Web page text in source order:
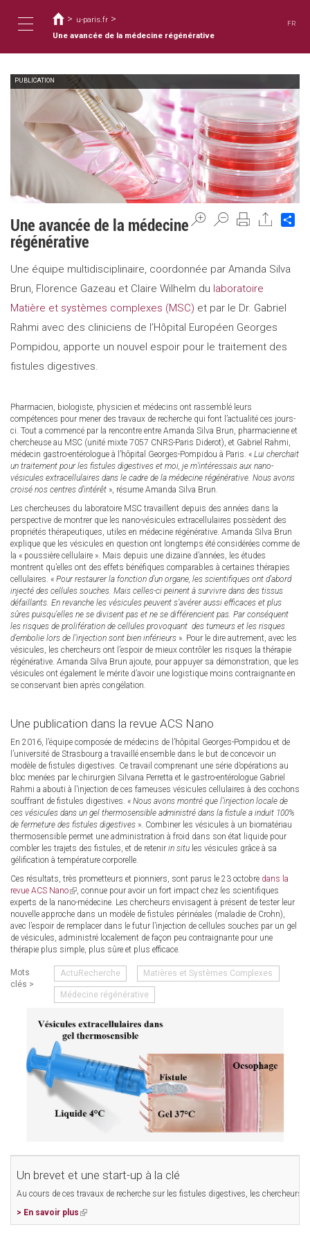
contenido
Toggle
navigation
está
aquí
> u-paris.fr >
Une avancée de la médecine régénérative
FR
PUBLICATION
Une avancée de la médecine
régénérative
Une équipe multidisciplinaire, coordonnée par Amanda Silva
Brun, Florence Gazeau et Claire Wilhelm du laboratoire
Matière et systèmes complexes (MSC) et par le Dr. Gabriel
Rahmi avec des cliniciens de l’Hôpital Européen Georges
Pompidou, apporte un nouvel espoir pour le traitement des
fistules digestives.
Pharmacien, biologiste, physicien et médecins ont rassemblé leurs
compétences pour mener des travaux de recherche qui font l’actualité ces jours-
ci. Tout a commencé par la rencontre entre Amanda Silva Brun, pharmacienne et
chercheuse au MSC (unité mixte 7057 CNRS-Paris Diderot), et Gabriel Rahmi,
médecin gastro-entérologue à l’hôpital Georges-Pompidou à Paris. « Lui cherchait
un traitement pour les fistules digestives et moi, je m’intéressais aux nano-
vésicules extracellulaires dans le cadre de la médecine régénérative. Nous avons
croisé nos centres d’intérêt », résume Amanda Silva Brun.
Les chercheuses du laboratoire MSC travaillent depuis des années dans la
perspective de montrer que les nano-vésicules extracellulaires possèdent des
propriétés thérapeutiques, utiles en médecine régénérative. Amanda Silva Brun
explique que les vésicules en question ont longtemps été considérées comme de
la « poussière cellulaire ». Mais depuis une dizaine d’années, les études
montrent qu’elles ont des effets bénéfiques comparables à certaines thérapies
cellulaires. « Pour restaurer la fonction d’un organe, les scientifiques ont d’abord
injecté des cellules souches. Mais celles-ci peinent à survivre dans des tissus
défaillants. En revanche les vésicules peuvent s’avérer aussi efficaces et plus
sûres puisqu’elles ne se divisent pas et ne se différencient pas. Par conséquent
les risques de prolifération de cellules provoquant des tumeurs et les risques
d’embolie lors de l’injection sont bien inférieurs ». Pour le dire autrement, avec les
vésicules, les chercheurs ont l’espoir de mieux contrôler les risques la thérapie
régénérative. Amanda Silva Brun ajoute, pour appuyer sa démonstration, que les
vésicules ont également le mérite d’avoir une logistique moins contraignante en
se conservant bien après congélation.
Une publication dans la revue ACS Nano
En 2016, l’équipe composée de médecins de l’hôpital Georges-Pompidou et de
l’université de Strasbourg a travaillé ensemble dans le but de concevoir un
modèle de fistules digestives. Ce travail comprenant une série d’opérations au
bloc menées par le chirurgien Silvana Perretta et le gastro-entérologue Gabriel
Rahmi a abouti à l’injection de ces fameuses vésicules cellulaires à des cochons
souffrant de fistules digestives. « Nous avons montré que l’injection locale de
ces vésicules dans un gel thermosensible administré dans la fistule a induit 100%
de fermeture des fistules digestives ». Combiner les vésicules à un biomatériau
thermosensible permet une administration à froid dans son état liquide pour
combler les trajets des fistules, et de retenir in situ les vésicules grâce à sa
gélification à température corporelle.
Ces résultats, très prometteurs et pionniers, sont parus le 23 octobre dans la
revue ACS Nano(link
is
external)
, connue pour avoir un fort impact chez les scientifiques
experts de la nano-médecine. Les chercheurs envisagent à présent de tester leur
nouvelle approche dans un modèle de fistules périnéales (maladie de Crohn),
avec l’espoir de remplacer dans le futur l’injection de cellules souches par un gel
de vésicules, administré localement de façon peu contraignante pour une
thérapie plus simple, plus sûre et plus efficace.
Mots
clés >
ActuRecherche Matières et Systèmes Complexes
Médecine régénérative
Un brevet et une start-up à la clé
Au cours de ces travaux de recherche sur les fistules digestives, les chercheurs
> En savoir plus (link
is